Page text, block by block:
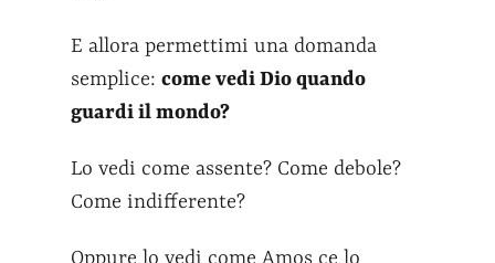
E allora permettimi una domanda
semplice: come vedi Dio quando
guardi il mondo?
Lo vedi come assente? Come debole?
Come indifferente?